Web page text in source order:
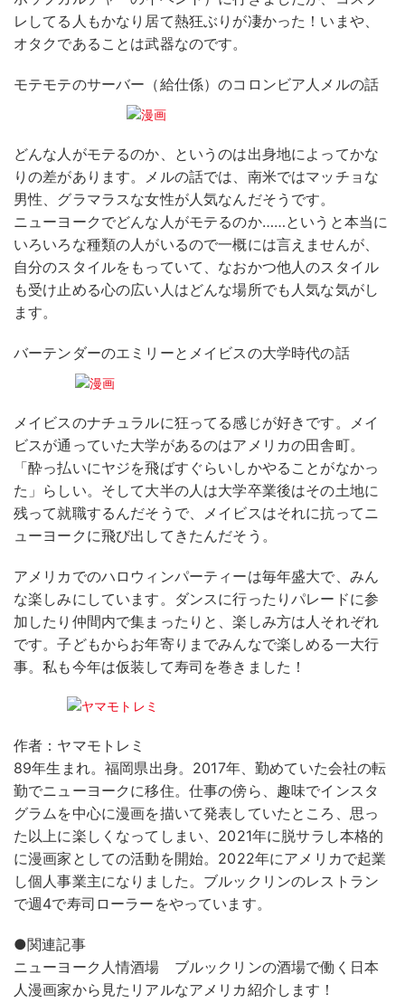
レしてる人もかなり居て熱狂ぶりが凄かった！いまや、
オタクであることは武器なのです。
モテモテのサーバー（給仕係）のコロンビア人メルの話
どんな人がモテるのか、というのは出身地によってかな
りの差があります。メルの話では、南米ではマッチョな
男性、グラマラスな女性が人気なんだそうです。
ニューヨークでどんな人がモテるのか……というと本当に
いろいろな種類の人がいるので一概には言えませんが、
自分のスタイルをもっていて、なおかつ他人のスタイル
も受け止める心の広い人はどんな場所でも人気な気がし
ます。
バーテンダーのエミリーとメイビスの大学時代の話
メイビスのナチュラルに狂ってる感じが好きです。メイ
ビスが通っていた大学があるのはアメリカの田舎町。
「酔っ払いにヤジを飛ばすぐらいしかやることがなかっ
た」らしい。そして大半の人は大学卒業後はその土地に
残って就職するんだそうで、メイビスはそれに抗ってニ
ューヨークに飛び出してきたんだそう。
アメリカでのハロウィンパーティーは毎年盛大で、みん
な楽しみにしています。ダンスに行ったりパレードに参
加したり仲間内で集まったりと、楽しみ方は人それぞれ
です。子どもからお年寄りまでみんなで楽しめる一大行
事。私も今年は仮装して寿司を巻きました！
作者：ヤマモトレミ
89年生まれ。福岡県出身。2017年、勤めていた会社の転
勤でニューヨークに移住。仕事の傍ら、趣味でインスタ
グラムを中心に漫画を描いて発表していたところ、思っ
た以上に楽しくなってしまい、2021年に脱サラし本格的
に漫画家としての活動を開始。2022年にアメリカで起業
し個人事業主になりました。ブルックリンのレストラン
で週4で寿司ローラーをやっています。
●関連記事
ニューヨーク人情酒場 ブルックリンの酒場で働く日本
人漫画家から見たリアルなアメリカ紹介します！